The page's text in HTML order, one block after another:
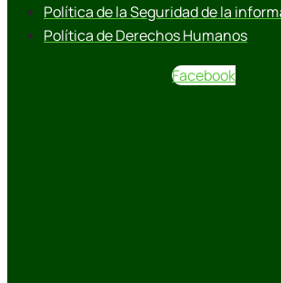
Política de la Seguridad de la
Política de Derechos Humanos
Facebook